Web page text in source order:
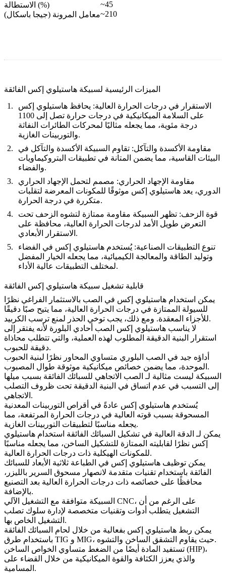
الاستطالة (%)
~45
معامل المرونة (جيجا باسكال)~210
الميزات الرئيسية لسبيكة هاستيلوي إكس الفائقة
الاستقرار في درجات الحرارة العالية: يحافظ هاستيلوي إكس
على السلامة الميكانيكية في درجات حرارة تصل إلى 1100
درجة مئوية، مما يجعله مثاليًا لمحركات الطائرات النفاثة
والتوربينات الغازية.
مقاومة الأكسدة والتآكل: تقاوم السبيكة الأكسدة والتآكل في
البيئات القاسية، مما يضمن المتانة في تطبيقات البتروكيماويات
والفضاء.
مقاومة الإجهاد الحراري: مصمم لتحمل الإجهاد الحراري
الدوري، يعد هاستيلوي إكس موثوقًا للمكونات المعرضة لتقلبات
متكررة في درجة الحرارة.
قوة الزحف: تظهر السبيكة مقاومة ممتازة لتشوه الزحف تحت
التعرض طويل الأمد لدرجات الحرارة العالية، محافظة على
الاستقرار الأبعادي.
تنوع التطبيقات الصناعية: يُستخدم هاستيلوي إكس في الفضاء
وتوليد الطاقة والمعالجة الكيميائية، مما يجعله الخيار المفضل
لمختلف التطبيقات عالية الأداء.
قابلية تشغيل سبيكة هاستيلوي إكس الفائقة
يمكن استخدام هاستيلوي إكس في الصب بالاستثمار الفراغي نظرًا
للسيولة الممتازة في درجات الحرارة العالية، مما يتيح صبًا دقيقًا
للأجزاء المعقدة. ومع ذلك، يجب توخي الحذر لمنع ترسب الكربيد.
لا يناسب هاستيلوي إكس الصب أحادي البلورة لأنه يفتقر إلى
استقرار البنية الدقيقة المطلوب لهذه العملية، والتي تتطلب محاذاة
دقيقة للحبوب.
أداؤه جيد في الصب البلوري متساوي المحاور نظرًا لبنية الحبوب
الموحدة، مما يضمن خصائص ميكانيكية موثوقة طوال المصبوب.
السبيكة ليست مثالية لـ الصب الاتجاهي للسبائك الفائقة بسبب ميلها
إلى التسبب في عدم اتساق في البنية الدقيقة تحت ظروف التصلب
الاتجاهي.
يُستخدم هاستيلوي إكس عادةً في أقراص التوربينات المعدنية
المسحوقة بسبب قوته العالية في درجات الحرارة المرتفعة، مما
يجعله مناسبًا لتطبيقات التوربينات الغازية.
يمكن لـ الدقة العالية في تشكيل السبائك الفائقة استخدام هاستيلوي
إكس نظرًا لقابليته الممتازة للتشكيل الساخن، مما يجعله مناسبًا
للمكونات الهيكلية ذات درجات الحرارة العالية.
يمكن توظيف هاستيلوي إكس في الطباعة ثلاثية الأبعاد للسبائك
الفائقة باستخدام تقنيات متقدمة لانصهار مسحوق السرير بالليزر،
محافظًا على خصائصه ذات درجات الحرارة العالية بعد التصنيع
بالإضافة.
السبيكة متوافقة مع التشغيل الآلي CNC، على الرغم من أن
التشغيل يتطلب أدوات وتقنيات متخصصة لإدارة سلوك تصلب
التشغيل الخاص بها.
يمكن ربط هاستيلوي إكس بفعالية من خلال لحام السبائك الفائقة
باستخدام طرق TIG و MIG، حيث يقاوم التشقق الساخن والتشوه.
تستفيد المادة أيضًا من الضغط متساوي الخواص الساخن (HIP)،
والذي يعزز الكثافة والقوة الميكانيكية من خلال القضاء على
المسامية.